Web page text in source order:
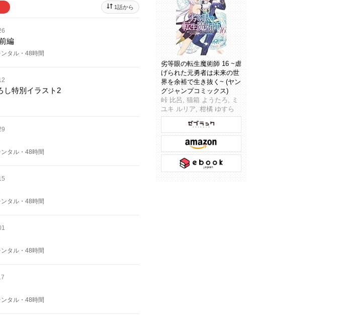
1話から
編
ンタル・ 48時間
し特別イラスト2
ンタル・ 48時間
ンタル・ 48時間
ンタル・ 48時間
ンタル・ 48時間
劣等眼の転生魔術師 16 ~虐
げられた元勇者は未来の世
界を余裕で生き抜く~ (ヤン
グジャンプコミックス)
峠 比呂, 猫箱 ようたろ, ミ
ユキ ルリア, 柑橘 ゆすら